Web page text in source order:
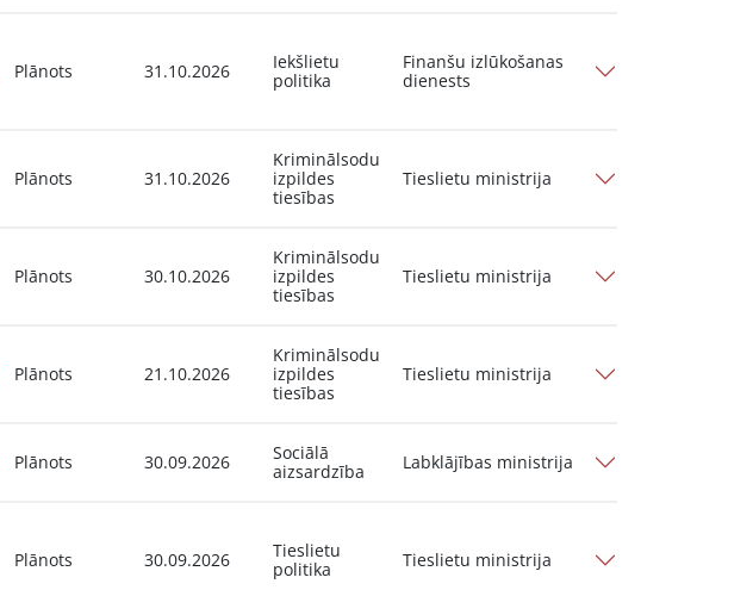
Plānots 31.10.2026
Iekšlietu
politika
Finanšu izlūkošanas
dienests
Plānots 31.10.2026
Kriminālsodu
izpildes
tiesības
Tieslietu ministrija
Plānots 30.10.2026
Kriminālsodu
izpildes
tiesības
Tieslietu ministrija
Plānots 21.10.2026
Kriminālsodu
izpildes
tiesības
Tieslietu ministrija
Plānots 30.09.2026
Sociālā
aizsardzība
Labklājības ministrija
Plānots 30.09.2026
Tieslietu
politika
Tieslietu ministrija